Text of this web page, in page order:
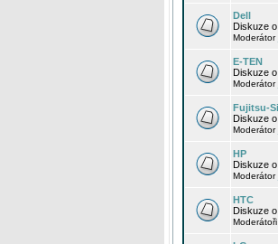
Dell
Diskuze
Moderátor
E-TEN
Diskuze
Moderátor
Fujitsu-
Diskuze
Moderátor
HP
Diskuze
Moderátor
HTC
Diskuze
Moderátoři